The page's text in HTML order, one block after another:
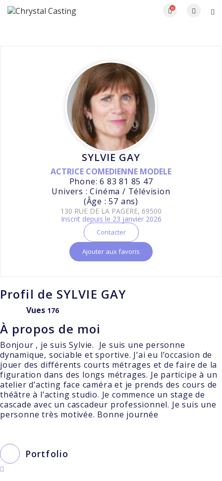
0
SYLVIE GAY
ACTRICE COMEDIENNE MODELE
Phone: 6 83 81 85 47
Univers : Cinéma / Télévision
(Âge : 57 ans)
130 RUE DE LA PAGERE, 69500
Inscrit depuis le 23 janvier 2026
Contacter
Ajouter aux favoris
Profil de SYLVIE GAY
Vues 176
À propos de moi
Bonjour , je suis Sylvie. Je suis une personne
dynamique, sociable et sportive. J’ai eu l’occasion de
jouer des différents courts métrages et de faire de la
figuration dans des longs métrages. Je participe à un
atelier d’acting face caméra et je prends des cours de
théâtre à l’acting studio. Je commence un stage de
cascade avec un cascadeur professionnel. Je suis une
personne très motivée. Bonne journée
Portfolio